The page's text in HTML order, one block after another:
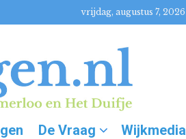
vrijdag, augustus 7, 2026
De Vraag Wijkmedia